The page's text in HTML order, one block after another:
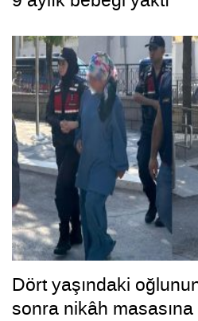
Dört yaşındaki
sonra nikâh